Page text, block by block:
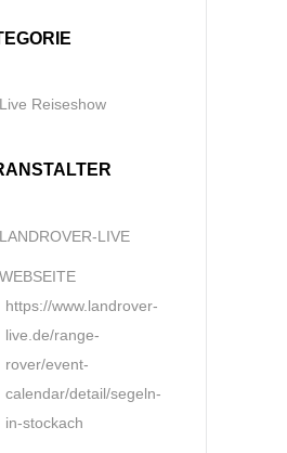
Live Reiseshow
LANDROVER-LIVE
WEBSEITE
https://www.landrover-
live.de/range-
rover/event-
calendar/detail/segeln-
in-stockach